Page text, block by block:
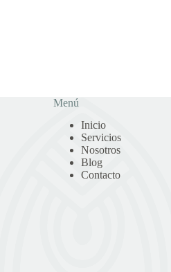
Menú
Inicio
Servicios
Nosotros
Blog
Contacto